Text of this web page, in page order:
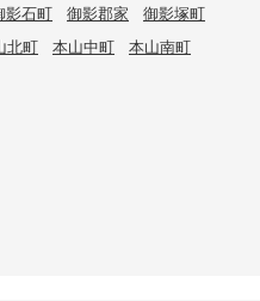
影石町 御影郡家
御影塚町
北町 本山中町
本山南町